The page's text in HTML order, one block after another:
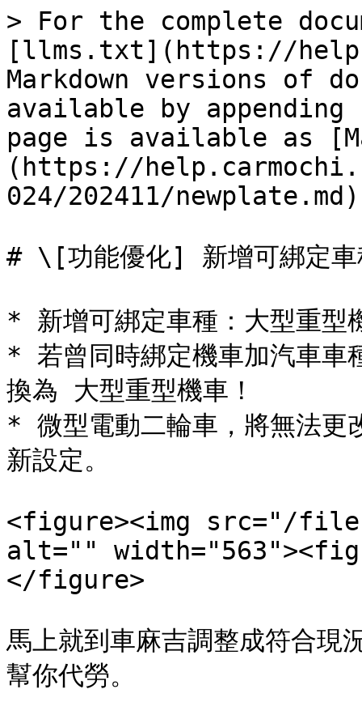
> For the complete
[llms.txt](https://
Markdown versions of
available by
page is available as
(https://
024/202411/
# \[功能優化] 新增可綁定車
* 新增可綁定車種：大型重型
* 若曾同時綁定機車加汽車車
換為 大型重型機車！
* 微型電動二輪車，將無法更
新設定。
<figure><img src="/files/
alt=""
</figure>
馬上就到車麻吉調整成符合現